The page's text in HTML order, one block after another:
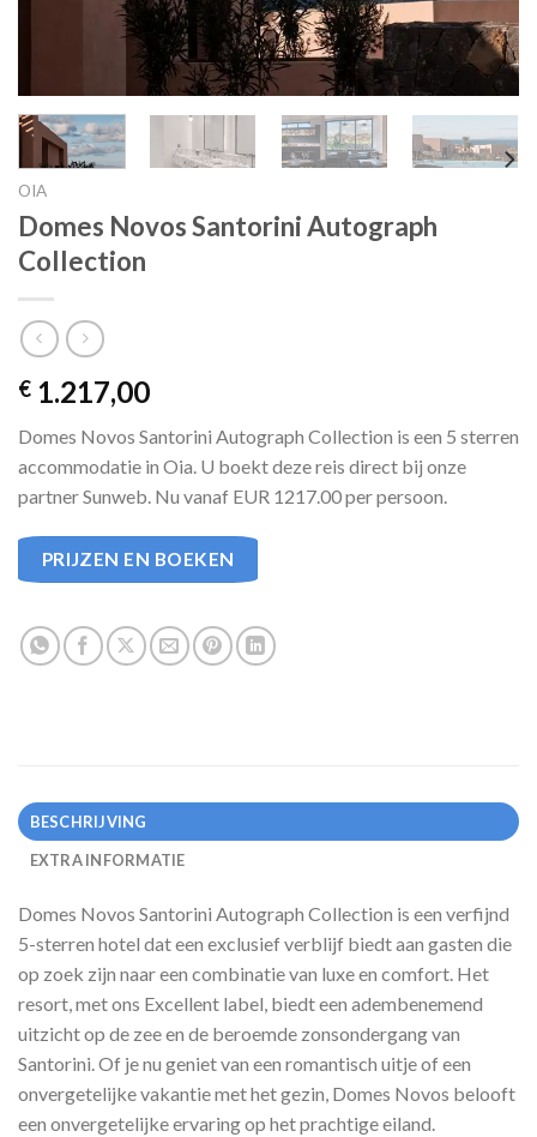
OIA
Domes Novos Santorini Autograph
Collection
€ 1.217,00
Domes Novos Santorini Autograph Collection is een 5 sterren
accommodatie in Oia. U boekt deze reis direct bij onze
partner Sunweb. Nu vanaf EUR 1217.00 per persoon.
PRIJZEN EN BOEKEN
BESCHRIJVING
EXTRA INFORMATIE
Domes Novos Santorini Autograph Collection is een verfijnd
5-sterren hotel dat een exclusief verblijf biedt aan gasten die
op zoek zijn naar een combinatie van luxe en comfort. Het
resort, met ons Excellent label, biedt een adembenemend
uitzicht op de zee en de beroemde zonsondergang van
Santorini. Of je nu geniet van een romantisch uitje of een
onvergetelijke vakantie met het gezin, Domes Novos belooft
een onvergetelijke ervaring op het prachtige eiland.